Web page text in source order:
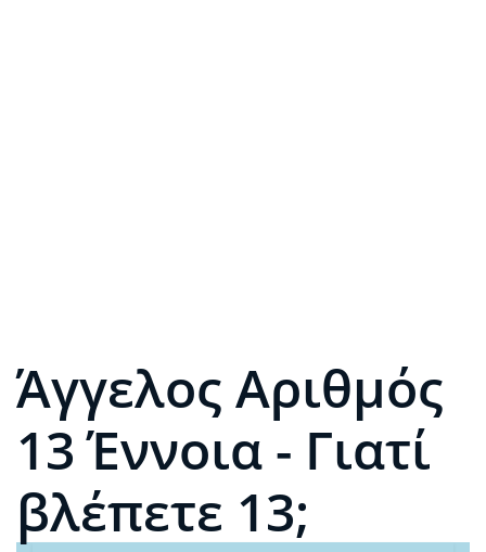
Άγγελος Αριθμός
13 Έννοια - Γιατί
βλέπετε 13;